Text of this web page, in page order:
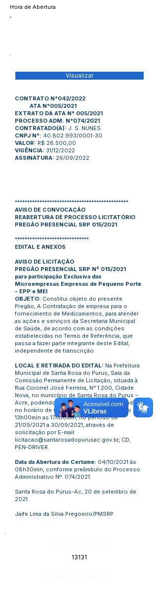
Hora de Abertura
-
Visualizar
CONTRATO N°042/2022
ATA N°005/2021
EXTRATO DA ATA N° 005/2021
PROCESSO ADM. N°074/2021
CONTRATADO(A): J. S. NUNES
CNPJ N°: 40.802.993/0001-30
VALOR: R$ 28.500,00
VIGÊNCIA: 31/12/2022
ASSINATURA: 26/09/2022
**********************************************
AVISO DE CONVOCAÇÃO
REABERTURA DE PROCESSO LICITATÓRIO
PREGÃO PRESENCIAL SRP 015/2021
******************************
EDITAL E ANEXOS
AVISO DE LICITAÇÃO
PREGÃO PRESENCIAL SRP Nº 015/2021
para participação Exclusiva das
Microempresas Empresas de Pequeno Porte
- EPP e MEI
OBJETO: Constitui objeto do presente
Pregão, A Contratação de empresa para o
fornecimento de Medicamentos, para atender
as ações e serviços da Secretaria Municipal
de Saúde, de acordo com as condições
estabelecidas no Termo de Referência, que
passa a fazer parte integrante deste Edital,
independente de transcrição.
LOCAL E RETIRADA DO EDITAL: Na Prefeitura
Municipal de Santa Rosa do Purus, Sala da
Comissão Permanente de Licitação, situada à
Rua Coronel José Ferreira, N° 1.200, Cidade
Nova, no município de Santa Rosa do Purus –
Acre, podendo o presente Edital ser retirado
no horário de 07h00min as 11h00min e das
13h00min as 17h00min, no período de
21/09/2021 a 30/09/2021, através de
solicitação por E-mail:
licitacao@santarosadopurusac.gov.br, CD,
PEN-DRIVER.
Data da Abertura do Certame: 04/10/2021 ás
08h30min, conforme preâmbulo do Processo
Administrativo Nº. 074/2021.
Santa Rosa do Purus-Ac, 20 de setembro de
2021.
Jaife Lima da Silva Pregoeiro/PMSRP
13131